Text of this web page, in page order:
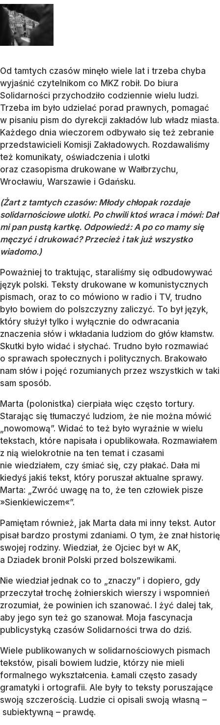
Od tamtych czasów minęło wiele lat i trzeba chyba
wyjaśnić czytelnikom co MKZ robił. Do biura
Solidarności przychodziło codziennie wielu ludzi.
Trzeba im było udzielać porad prawnych, pomagać
w pisaniu pism do dyrekcji zakładów lub władz miasta.
Każdego dnia wieczorem odbywało się też zebranie
przedstawicieli Komisji Zakładowych. Rozdawaliśmy
też komunikaty, oświadczenia i ulotki
oraz czasopisma drukowane w Wałbrzychu,
Wrocławiu, Warszawie i Gdańsku.
(Żart z tamtych czasów: Młody chłopak rozdaje
solidarnościowe ulotki. Po chwili ktoś wraca i mówi: Dał
mi pan pustą kartkę. Odpowiedź: A po co mamy się
męczyć i drukować? Przecież i takjuż wszystko
wiadomo.)
Poważniej to traktując, staraliśmy się odbudowywać
język polski. Teksty drukowane w komunistycznych
pismach, oraz to co mówiono w radio i TV, trudno
było bowiem do polszczyzny zaliczyć. To był język,
który służył tylko i wyłącznie do odwracania
znaczenia słów i wkładania ludziom do głów kłamstw.
Skutki było widać i słychać. Trudno było rozmawiać
o sprawach społecznych i politycznych. Brakowało
nam słów i pojęć rozumianych przez wszystkich w taki
sam sposób.
Marta (polonistka) cierpiała więc często tortury.
Starając się tłumaczyć ludziom, że nie można mówić
„nowomową”. Widać to też było wyraźnie w wielu
tekstach, które napisała i opublikowała. Rozmawiałem
z nią wielokrotnie na ten temat i czasami
nie wiedziałem, czy śmiać się, czy płakać. Dała mi
kiedyś jakiś tekst, który poruszał aktualne sprawy.
Marta: „Zwróć uwagę na to, że ten człowiek pisze
»Sienkiewiczem«”.
Pamiętam również, jak Marta dała mi inny tekst. Autor
pisał bardzo prostymi zdaniami. O tym, że znał historię
swojej rodziny. Wiedział, że Ojciec był w AK,
a Dziadek bronił Polski przed bolszewikami.
Nie wiedział jednak co to „znaczy” i dopiero, gdy
przeczytał trochę żołnierskich wierszy i wspomnień
zrozumiał, że powinien ich szanować. I żyć dalej tak,
aby jego syn też go szanował. Moja fascynacja
publicystyką czasów Solidarności trwa do dziś.
Wiele publikowanych w solidarnościowych pismach
tekstów, pisali bowiem ludzie, którzy nie mieli
formalnego wykształcenia. Łamali często zasady
gramatyki i ortografii. Ale były to teksty poruszające
swoją szczerością. Ludzie ci opisali swoją własną –
subiektywną – prawdę.